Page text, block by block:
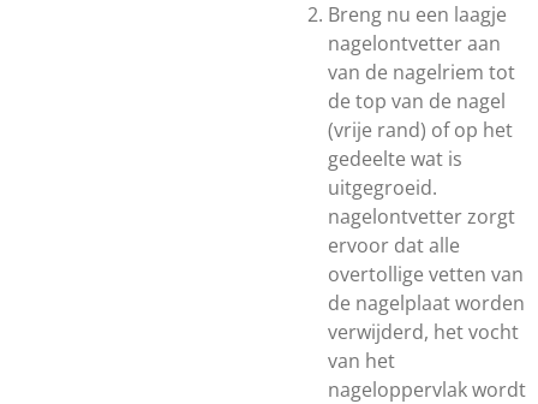
Breng nu een laagje
nagelontvetter aan
van de nagelriem tot
de top van de nagel
(vrije rand) of op het
gedeelte wat is
uitgegroeid.
nagelontvetter zorgt
ervoor dat alle
overtollige vetten van
de nagelplaat worden
verwijderd, het vocht
van het
nageloppervlak wordt